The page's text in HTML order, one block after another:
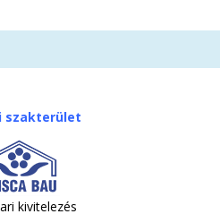
szakterület
kivitelezés